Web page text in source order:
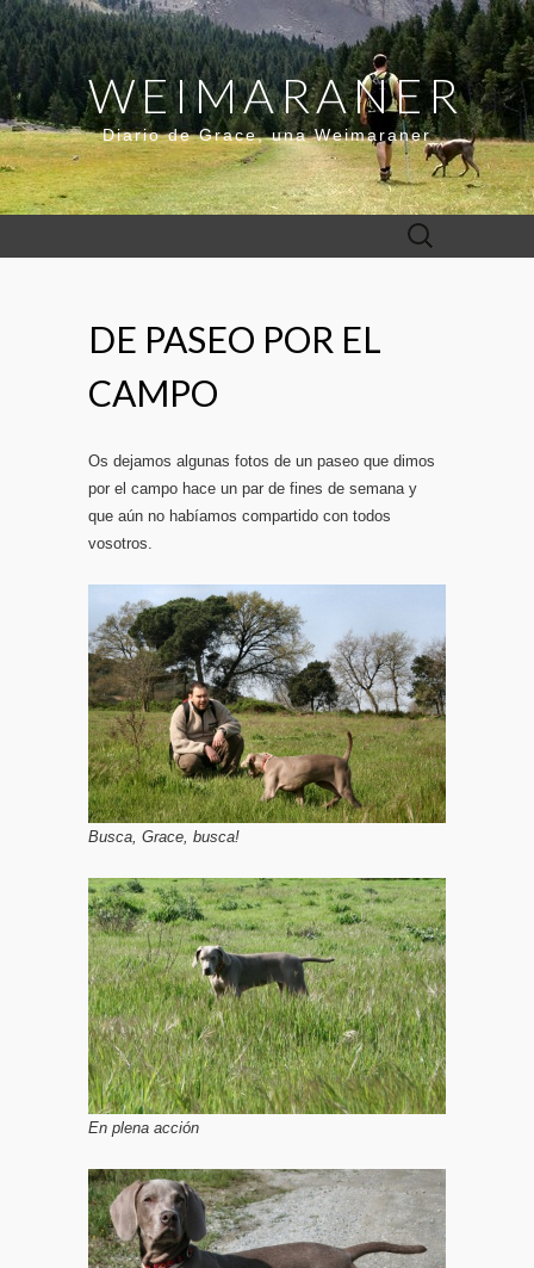
WEIMARANER
Diario de Grace, una Weimaraner
Buscar:
DE PASEO POR EL
CAMPO
Os dejamos algunas fotos de un paseo que dimos
por el campo hace un par de fines de semana y
que aún no habíamos compartido con todos
vosotros.
Busca, Grace, busca!
En plena acción